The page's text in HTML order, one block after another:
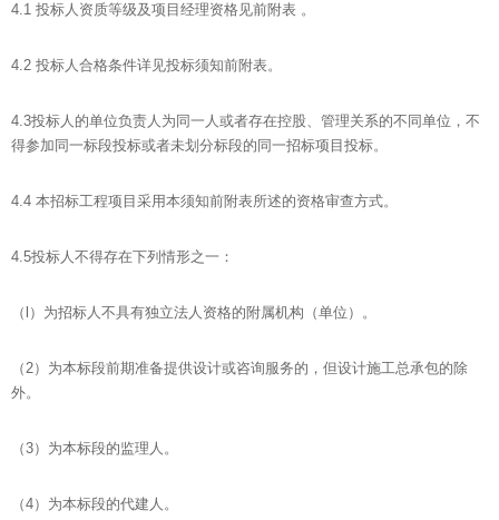
4.1 投标人资质等级及项目经理资格见前附表 。
4.2 投标人合格条件详见投标须知前附表。
4.3投标人的单位负责人为同一人或者存在控股、管理关系的不同单位，不
得参加同一标段投标或者未划分标段的同一招标项目投标。
4.4 本招标工程项目采用本须知前附表所述的资格审查方式。
4.5投标人不得存在下列情形之一：
（l）为招标人不具有独立法人资格的附属机构（单位）。
（2）为本标段前期准备提供设计或咨询服务的，但设计施工总承包的除
外。
（3）为本标段的监理人。
（4）为本标段的代建人。